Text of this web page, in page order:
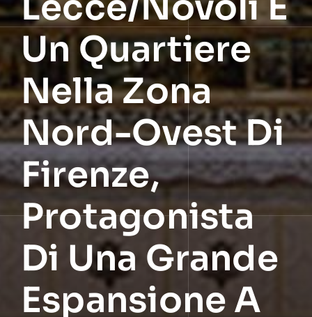
Un Quartiere
Nella Zona
Nord-Ovest Di
Firenze,
Protagonista
Di Una Grande
Espansione A